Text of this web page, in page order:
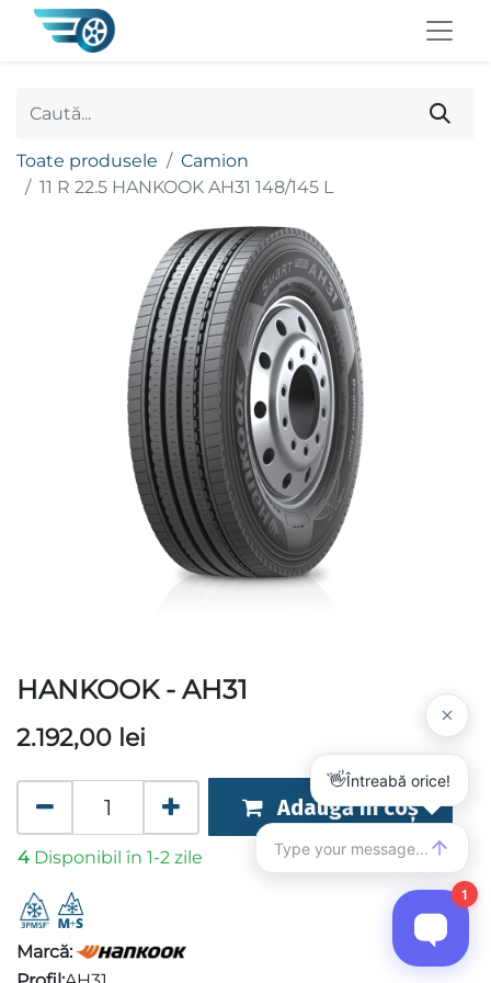
Toate produsele
Camion
11 R 22.5 HANKOOK AH31 148/145 L
HANKOOK - AH31
2.192,00 lei
Adaugă în coș
4 Disponibil în 1-2 zile
Marcă: